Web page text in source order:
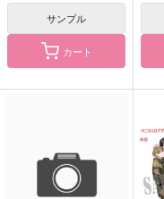
サンプル
カート